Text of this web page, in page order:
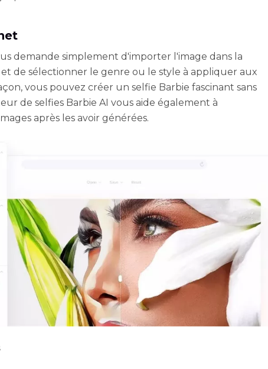
demande simplement d'importer l'image dans la
de sélectionner le genre ou le style à appliquer aux
vous pouvez créer un selfie Barbie fascinant sans
de selfies Barbie AI vous aide également à
après les avoir générées.